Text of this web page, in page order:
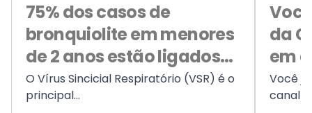
75% dos casos de
bronquiolite em menores
de 2 anos estão ligados
ao VSR: como proteger as
crianças?
O Vírus Sincicial Respiratório (VSR) é o
principal...
da
em
Você
canal